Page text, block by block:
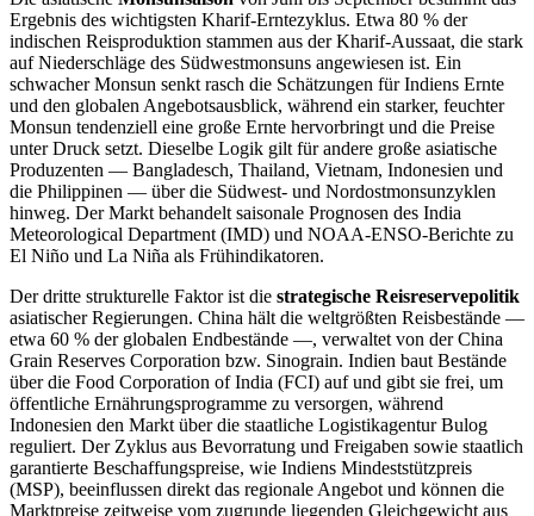
Ergebnis des wichtigsten Kharif-Erntezyklus. Etwa 80 % der
indischen Reisproduktion stammen aus der Kharif-Aussaat, die stark
auf Niederschläge des Südwestmonsuns angewiesen ist. Ein
schwacher Monsun senkt rasch die Schätzungen für Indiens Ernte
und den globalen Angebotsausblick, während ein starker, feuchter
Monsun tendenziell eine große Ernte hervorbringt und die Preise
unter Druck setzt. Dieselbe Logik gilt für andere große asiatische
Produzenten — Bangladesch, Thailand, Vietnam, Indonesien und
die Philippinen — über die Südwest- und Nordostmonsunzyklen
hinweg. Der Markt behandelt saisonale Prognosen des India
Meteorological Department (IMD) und NOAA-ENSO-Berichte zu
El Niño und La Niña als Frühindikatoren.
Der dritte strukturelle Faktor ist die strategische Reisreservepolitik
asiatischer Regierungen. China hält die weltgrößten Reisbestände —
etwa 60 % der globalen Endbestände —, verwaltet von der China
Grain Reserves Corporation bzw. Sinograin. Indien baut Bestände
über die Food Corporation of India (FCI) auf und gibt sie frei, um
öffentliche Ernährungsprogramme zu versorgen, während
Indonesien den Markt über die staatliche Logistikagentur Bulog
reguliert. Der Zyklus aus Bevorratung und Freigaben sowie staatlich
garantierte Beschaffungspreise, wie Indiens Mindeststützpreis
(MSP), beeinflussen direkt das regionale Angebot und können die
Marktpreise zeitweise vom zugrunde liegenden Gleichgewicht aus